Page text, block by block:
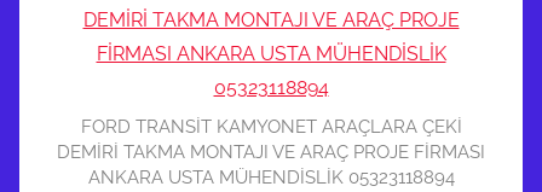
FORD TRANSİT KAMYONET ARAÇLARA ÇEKİ
DEMİRİ TAKMA MONTAJI VE ARAÇ PROJE FİRMASI
ANKARA USTA MÜHENDİSLİK 05323118894